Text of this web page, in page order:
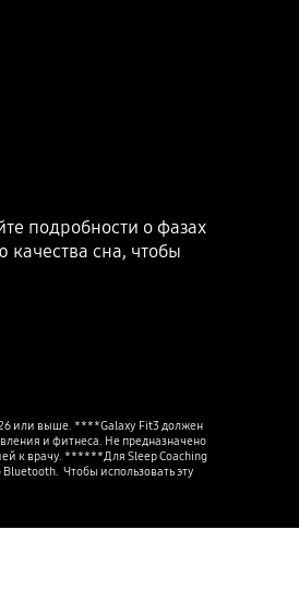
подробности о фазах
сна, чтобы
или выше. ****Galaxy Fit3 должен
и фитнеса. Не предназначено
к врачу. ******Для Sleep Coaching
Чтобы использовать эту